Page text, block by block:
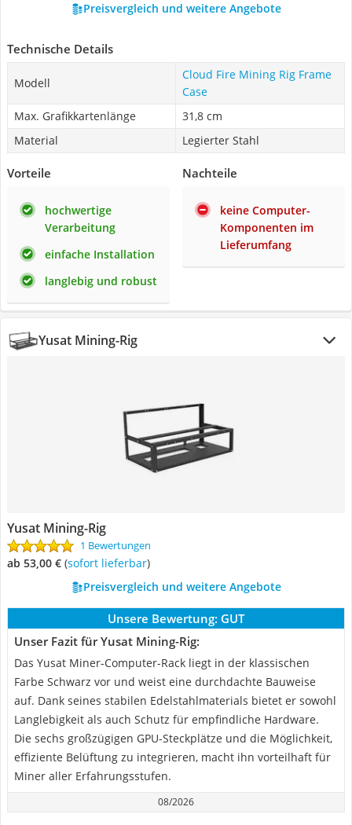
Preisvergleich und weitere Angebote
Technische Details
Modell
Cloud Fire Mining Rig Frame
Case
Max. Grafikkartenlänge
31,8 cm
Material
Legierter Stahl
Vorteile
hochwertige
Verarbeitung
einfache Installation
langlebig und robust
Nachteile
keine Computer-
Komponenten im
Lieferumfang
Yusat Mining-Rig
Yusat Mining-Rig
1 Bewertungen
ab 53,00 € ( Sofort lieferbar)
Preisvergleich und weitere Angebote
Unsere Bewertung: GUT
Unser Fazit für Yusat Mining-Rig:
Das Yusat Miner-Computer-Rack liegt in der klassischen
Farbe Schwarz vor und weist eine durchdachte Bauweise
auf. Dank seines stabilen Edelstahlmaterials bietet er sowohl
Langlebigkeit als auch Schutz für empfindliche Hardware.
Die sechs großzügigen GPU-Steckplätze und die Möglichkeit,
effiziente Belüftung zu integrieren, macht ihn vorteilhaft für
Miner aller Erfahrungsstufen.
08/2026